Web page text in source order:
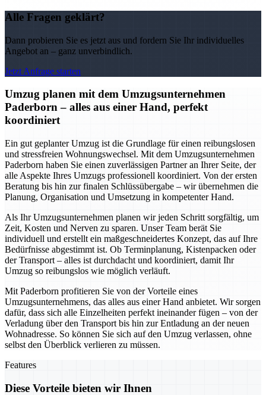
Alle Fragen geklärt?
Dann probieren Sie es jetzt aus und fordern Sie Ihr individuelles
Angebot an – ganz unverbindlich.
Jetzt Anfrage starten
Umzug planen mit dem Umzugsunternehmen
Paderborn – alles aus einer Hand, perfekt
koordiniert
Ein gut geplanter Umzug ist die Grundlage für einen reibungslosen
und stressfreien Wohnungswechsel. Mit dem Umzugsunternehmen
Paderborn haben Sie einen zuverlässigen Partner an Ihrer Seite, der
alle Aspekte Ihres Umzugs professionell koordiniert. Von der ersten
Beratung bis hin zur finalen Schlüssübergabe – wir übernehmen die
Planung, Organisation und Umsetzung in kompetenter Hand.
Als Ihr Umzugsunternehmen planen wir jeden Schritt sorgfältig, um
Zeit, Kosten und Nerven zu sparen. Unser Team berät Sie
individuell und erstellt ein maßgeschneidertes Konzept, das auf Ihre
Bedürfnisse abgestimmt ist. Ob Terminplanung, Kistenpacken oder
der Transport – alles ist durchdacht und koordiniert, damit Ihr
Umzug so reibungslos wie möglich verläuft.
Mit Paderborn profitieren Sie von der Vorteile eines
Umzugsunternehmens, das alles aus einer Hand anbietet. Wir sorgen
dafür, dass sich alle Einzelheiten perfekt ineinander fügen – von der
Verladung über den Transport bis hin zur Entladung an der neuen
Wohnadresse. So können Sie sich auf den Umzug verlassen, ohne
selbst den Überblick verlieren zu müssen.
Features
Diese Vorteile bieten wir Ihnen